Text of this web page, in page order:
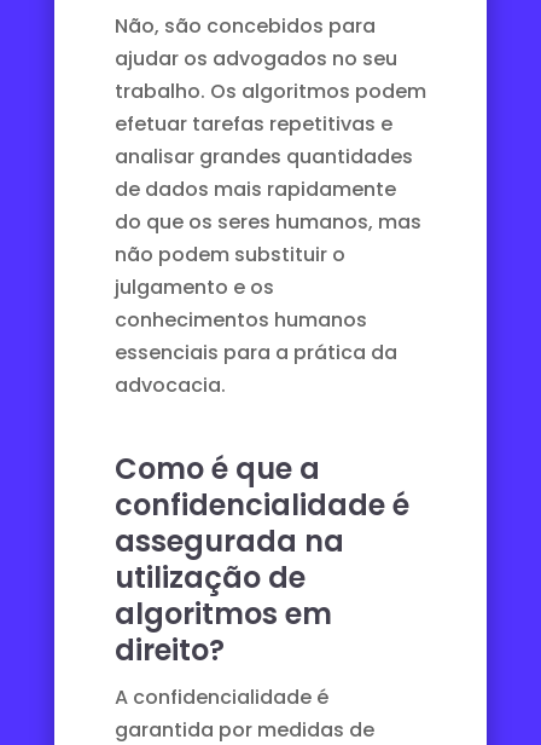
Não, são concebidos para
ajudar os advogados no seu
trabalho. Os algoritmos podem
efetuar tarefas repetitivas e
analisar grandes quantidades
de dados mais rapidamente
do que os seres humanos, mas
não podem substituir o
julgamento e os
conhecimentos humanos
essenciais para a prática da
advocacia.
Como é que a
confidencialidade é
assegurada na
utilização de
algoritmos em
direito?
A confidencialidade é
garantida por medidas de